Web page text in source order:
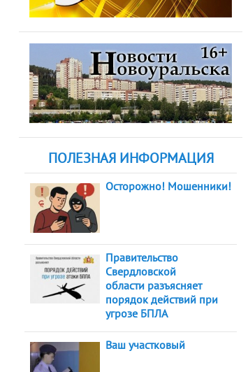
ПОЛЕЗНАЯ ИНФОРМАЦИЯ
Осторожно! Мошенники!
Правительство
Свердловской
области разъясняет
порядок действий при
угрозе БПЛА
Ваш участковый